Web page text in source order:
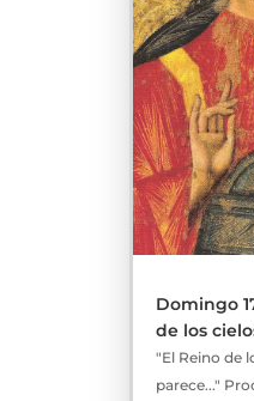
Domingo
de los
"El Reino de
parece..."